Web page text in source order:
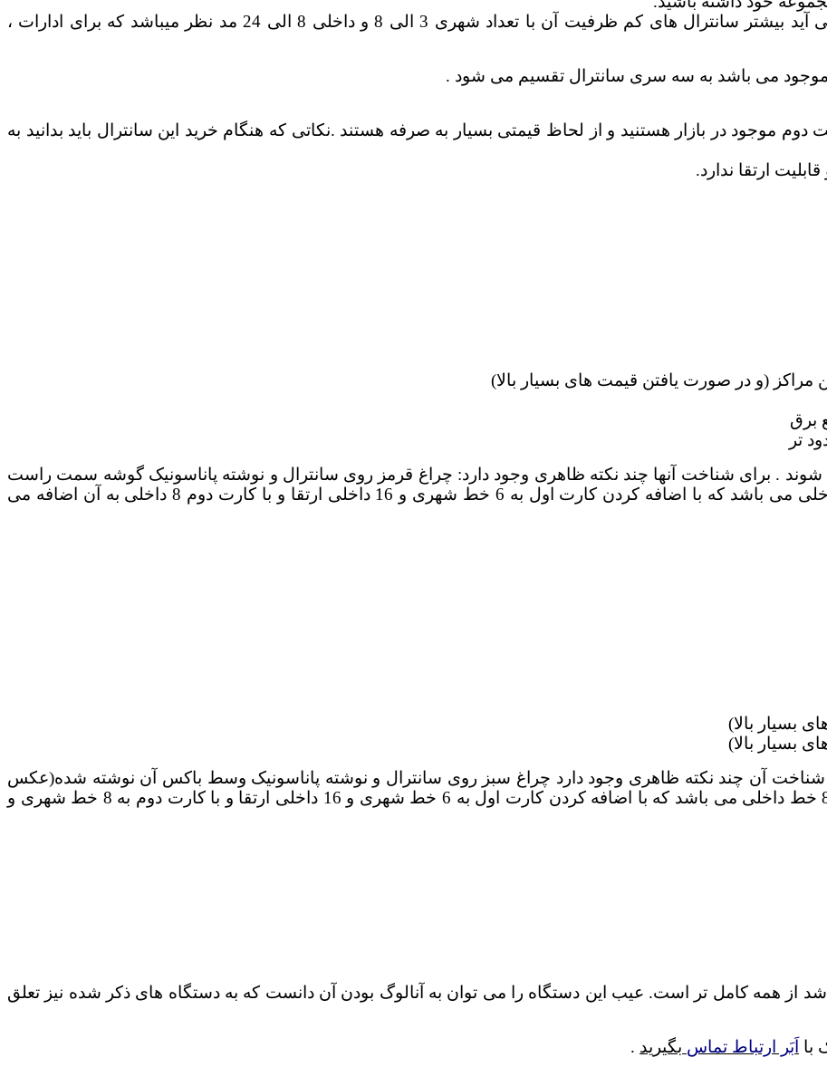
اصولا وقتی صحبت از سانترال دست دوم پاناسونیک می آید بیشتر سانترال های کم ظرفیت آن با تعداد شهری 3 الی 8 و داخلی 8 الی 24 مد نظر میباشد که برای ادارات ،
می باشد به سه سری سانترال تقسیم می شود .
دوم موجود در بازار هستنید و از لحاظ قیمتی بسیار به صرفه هستند .نکاتی که هنگام خرید این سانترال باید بدانید به
مراکز (و در صورت یافتن قیمت های بسیار بالا)
برق
تر
پاناسونیک که به 616 و 624 شناخته می شوند . برای شناخت آنها چند نکته ظاهری وجود دارد: چراغ قرمز روی سانترال و نوشته پاناسونیک گوشه سمت راست
آن. ظرفیت اولیه این سانترال 3 خط شهری و 8 خط داخلی می باشد که با اضافه کردن کارت اول به 6 خط شهری و 16 داخلی ارتقا و با کارت دوم 8 داخلی به آن اضافه می
بسیار بالا)
بسیار بالا)
824 شناخته می شود برای شناخت آن چند نکته ظاهری وجود دارد چراغ سبز روی سانترال و نوشته پاناسونیک وسط باکس آن نوشته شده(عکس
این مقاله) . ظرفیت اولیه این سانترال 3 خط شهری و 8 خط داخلی می باشد که با اضافه کردن کارت اول به 6 خط شهری و 16 داخلی ارتقا و با کارت دوم به 8 خط شهری و
همه کامل تر است. عیب این دستگاه را می توان به آنالوگ بودن آن دانست که به دستگاه های ذکر شده نیز تعلق
با اَبَر ارتباط تماس بگیرید .